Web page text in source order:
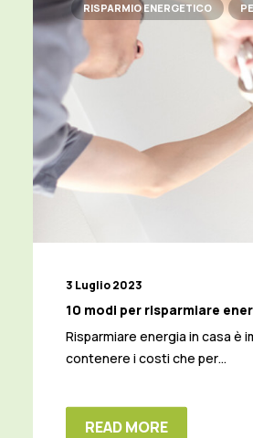
RISPARMIO ENERGETICO
3 Luglio 2023
10 modi per risparmiare
Risparmiare energia in casa è
contenere i costi che per…
READ MORE